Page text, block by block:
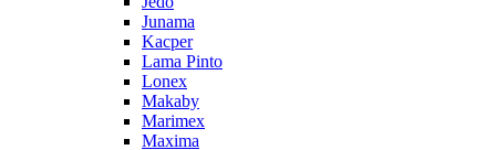
Junama
Kacper
Lama Pinto
Lonex
Makaby
Marimex
Maxima